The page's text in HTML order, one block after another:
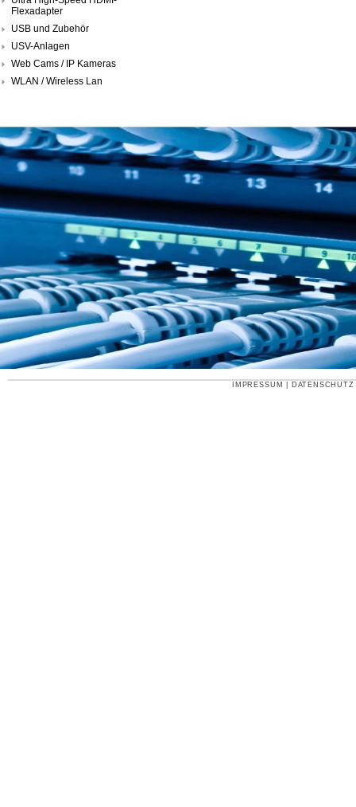
Flexadapter
USB und Zubehör
USV-Anlagen
Web Cams / IP Kameras
WLAN / Wireless Lan
IMPRESSUM DATENSCHUTZ